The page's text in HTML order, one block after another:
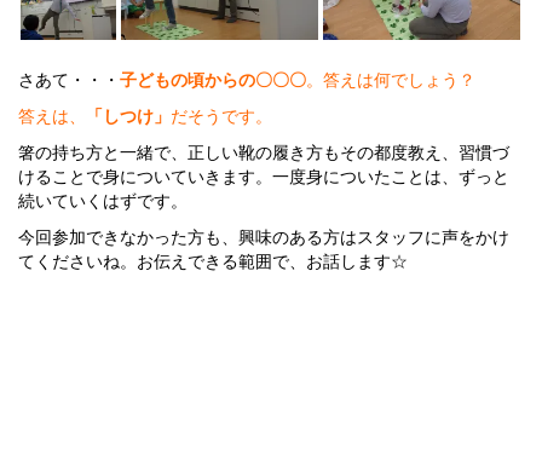
さあて・・・ 子どもの頃からの〇〇〇。答えは何でしょう？
答えは、
「しつけ」 だそうです。
箸の持ち方と一緒で、正しい靴の履き方もその都度教え、習慣づ
けることで身についていきます。 一度身についたことは、ずっと
続いていくはずです。
今回参加できなかった方も、興味のある方はスタッフに声をかけ
てくださいね。 お伝えできる範囲で、お話します☆